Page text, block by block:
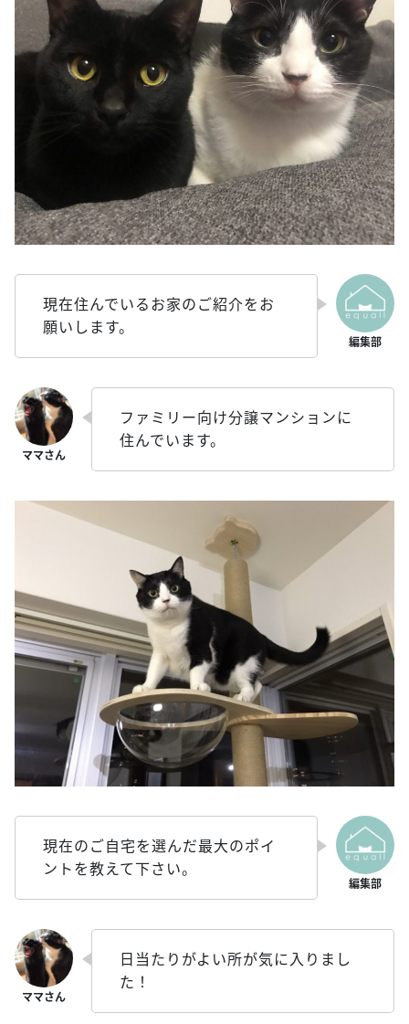
現在住んでいるお家のご紹介をお
願いします。
ファミリー向け分譲マンションに
住んでいます。
現在のご自宅を選んだ最大のポイ
ントを教えて下さい。
日当たりがよい所が気に入りまし
た！